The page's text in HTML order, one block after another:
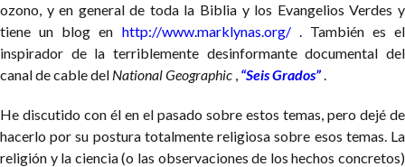
ozono, y en general de toda la Biblia y los Evangelios Verdes y
tiene un blog en http://www.marklynas.org/ . También es el
inspirador de la terriblemente desinformante documental del
canal de cable del National Geographic , “Seis Grados”.
He discutido con él en el pasado sobre estos temas, pero dejé de
hacerlo por su postura totalmente religiosa sobre esos temas. La
religión y la ciencia (o las observaciones de los hechos concretos)